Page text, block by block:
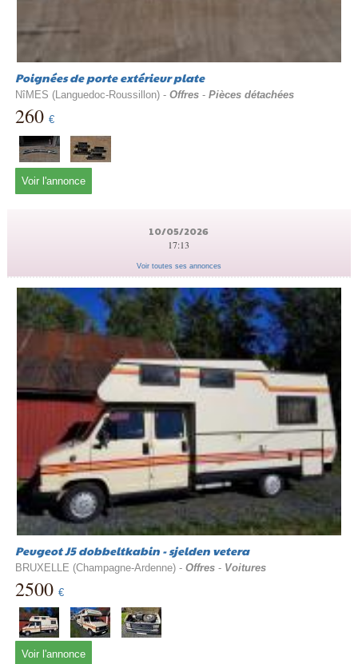
Poignées de porte extérieur plate
NîMES (Languedoc-Roussillon) - Offres- Pièces détachées
260 €
Voir l'annonce
10/05/2026
17:13
Voir toutes ses annonces
Peugeot J5 dobbeltkabin - sjelden vetera
BRUXELLE (Champagne-Ardenne) - Offres- Voitures
2500 €
Voir l'annonce